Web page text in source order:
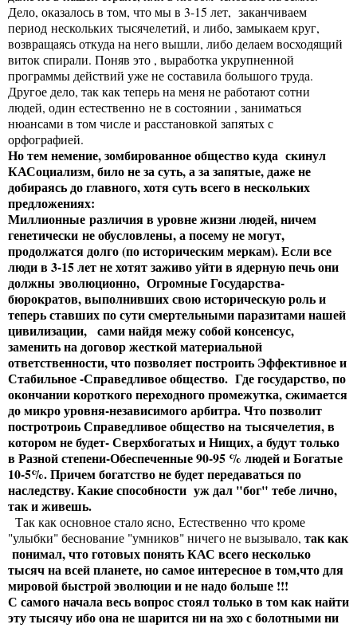
Дело, оказалось в том, что мы в 3-15 лет, заканчиваем
период нескольких тысячелетий, и либо, замыкаем круг,
возвращаясь откуда на него вышли, либо делаем восходящий
виток спирали. Поняв это , выработка укрупненной
программы действий уже не составила большого труда.
Другое дело, так как теперь на меня не работают сотни
людей, один естественно не в состоянии , заниматься
нюансами в том числе и расстановкой запятых с
орфографией.
Но тем немение, зомбированное общество куда скинул
КАСоциализм, било не за суть, а за запятые, даже не
добираясь до главного, хотя суть всего в нескольких
предложениях:
Миллионные различия в уровне жизни людей, ничем
генетически не обусловлены, а посему не могут,
продолжатся долго (по историческим меркам). Если все
люди в 3-15 лет не хотят заживо уйти в ядерную печь они
должны эволюционно, Огромные Государства-
бюрократов, выполнивших свою историческую роль и
теперь ставших по сути смертельными паразитами нашей
цивилизации, сами найдя межу собой консенсус,
заменить на договор жесткой материальной
ответственности, что позволяет построить Эффективное и
Стабильное -Справедливое общество. Где государство, по
окончании короткого переходного промежутка, сжимается
до микро уровня-независимого арбитра. Что позволит
постротроиь Справедливое общество на тысячелетия, в
котором не будет- Сверхбогатых и Нищих, а будут только
в Разной степени-Обеспеченные 90-95 % людей и Богатые
10-5%. Причем богатство не будет передаваться по
наследству. Какие способности уж дал "бог" тебе лично,
так и живешь.
Так как основное стало ясно, Естественно что кроме
"улыбки" беснование "умников" ничего не вызывало, так как
понимал, что готовых понять КАС всего несколько
тысяч на всей планете, но самое интересное в том,что для
мировой быстрой эволюции и не надо больше !!!
С самого начала весь вопрос стоял только в том как найти
эту тысячу ибо она не шарится ни на эхо с болотными ни